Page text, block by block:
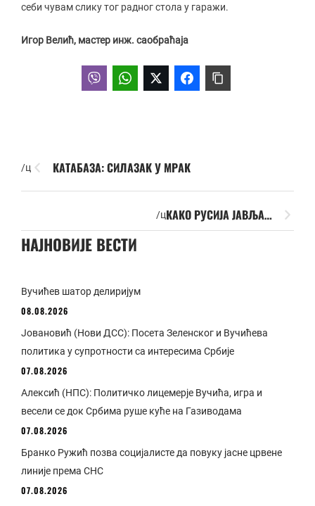
себи чувам слику тог радног стола у гаражи.
Игор Велић, мастер инж. саобраћаја
/ц КАТАБАЗА: СИЛАЗАК У МРАК
/цКАКО РУСИЈА ЈАВЉА…
НАЈНОВИЈЕ ВЕСТИ
Вучићев шатор делиријум
08.08.2026
Јовановић (Нови ДСС): Посета Зеленског и Вучићева
политика у супротности са интересима Србије
07.08.2026
Алексић (НПС): Политичко лицемерје Вучића, игра и
весели се док Србима руше куће на Газиводама
07.08.2026
Бранко Ружић позва социјалисте да повуку јасне црвене
линије према СНС
07.08.2026